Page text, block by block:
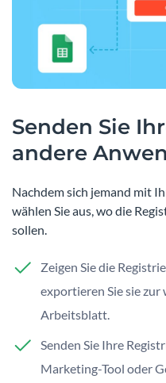
Senden Sie
andere
Nachdem sich jemand mit
wählen Sie aus, wo die
sollen.
Zeigen Sie die
exportieren Sie sie zur
Arbeitsblatt.
Senden Sie Ihre
Marketing-Tool oder